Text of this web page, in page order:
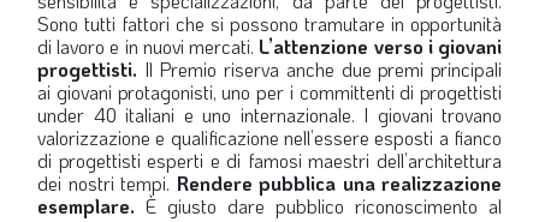
Sono tutti fattori che si possono tramutare in opportunità
di lavoro e in nuovi mercati. L’attenzione verso i giovani
progettisti. Il Premio riserva anche due premi principali
ai giovani protagonisti, uno per i committenti di progettisti
under 40 italiani e uno internazionale. I giovani trovano
valorizzazione e qualificazione nell’essere esposti a fianco
di progettisti esperti e di famosi maestri dell’architettura
dei nostri tempi. Rendere pubblica una realizzazione
esemplare. È giusto dare pubblico riconoscimento al